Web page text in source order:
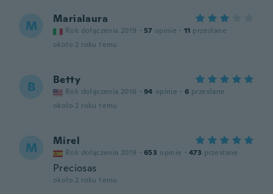
M Marialaura
Rok dołączenia 2019 · 57 opinie · 11 przesłane
około 2 roku temu
B Betty
Rok dołączenia 2016 · 94 opinie · 6 przesłane
około 2 roku temu
M Mirel
Rok dołączenia 2019 · 653 opinie · 473 przesłane
Preciosas
około 2 roku temu